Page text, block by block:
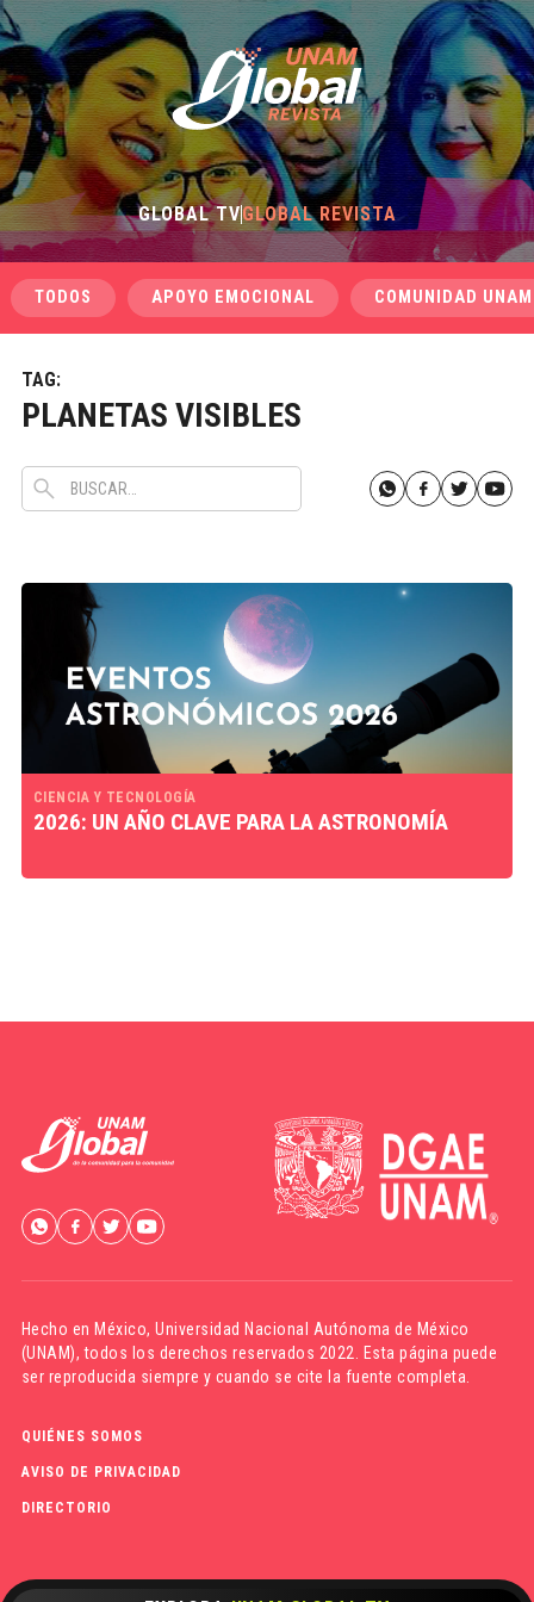
GLOBAL TVGLOBAL REVISTA
TODOS APOYO EMOCIONAL COMUNIDAD UNAM
TAG:
PLANETAS VISIBLES
CIENCIA Y TECNOLOGÍA
2026: UN AÑO CLAVE PARA LA ASTRONOMÍA
Hecho en México,Universidad Nacional Autónoma de México
(UNAM), todos los derechos reservados 2022. Esta página puede
ser reproducida siempre y cuando se cite la fuente completa.
QUIÉNES SOMOS
AVISO DE PRIVACIDAD
DIRECTORIO